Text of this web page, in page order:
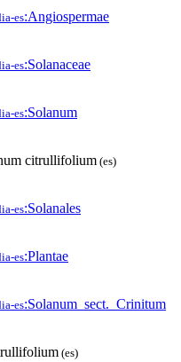
es:Angiospermae
es:Solanaceae
es:Solanum
citrullifolium (es)
es:Solanales
es:Plantae
es:Solanum_sect._Crinitum
(es)